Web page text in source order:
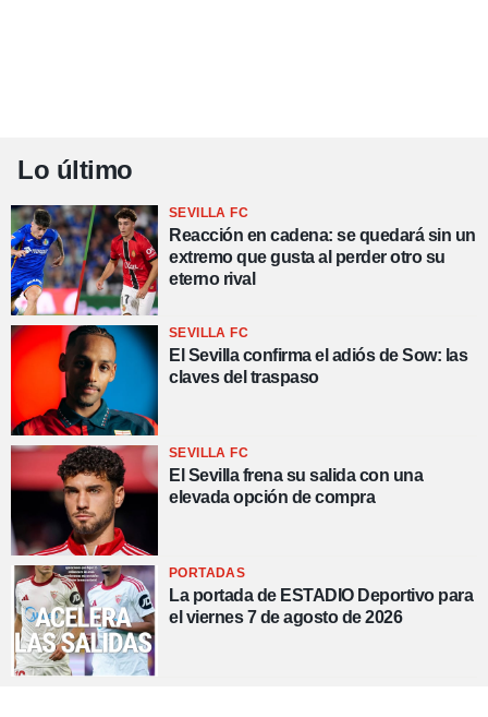
Lo último
SEVILLA FC
Reacción en cadena: se quedará sin un
extremo que gusta al perder otro su
eterno rival
SEVILLA FC
El Sevilla confirma el adiós de Sow: las
claves del traspaso
SEVILLA FC
El Sevilla frena su salida con una
elevada opción de compra
PORTADAS
La portada de ESTADIO Deportivo para
el viernes 7 de agosto de 2026